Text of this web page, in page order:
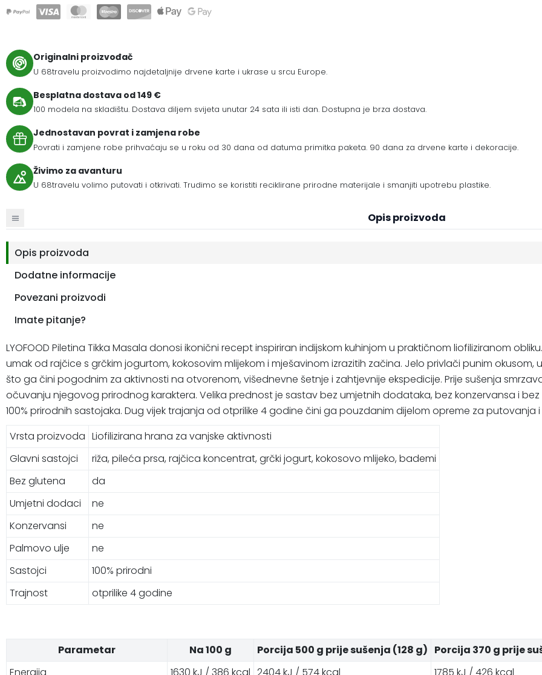
Originalni proizvođač
U 68travelu proizvodimo najdetaljnije drvene karte i ukrase u srcu Europe.
Besplatna dostava od 149 €
100 modela na skladištu. Dostava diljem svijeta unutar 24 sata ili isti dan. Dostupna je brza dostava.
Jednostavan povrat i zamjena robe
Povrati i zamjene robe prihvaćaju se u roku od 30 dana od datuma primitka paketa. 90 dana za drvene karte i dekoracije.
Živimo za avanturu
U 68travelu volimo putovati i otkrivati. Trudimo se koristiti reciklirane prirodne materijale i smanjiti upotrebu plastike.
Opis proizvoda
Opis proizvoda
Dodatne informacije
Povezani proizvodi
Imate pitanje?
LYOFOOD Piletina Tikka Masala donosi ikonični recept inspiriran indijskom kuhinjom u praktičnom liofiliziranom
umak od rajčice s grčkim jogurtom, kokosovim mlijekom i mješavinom izrazitih začina. Jelo privlači punim
što ga čini pogodnim za aktivnosti na otvorenom, višednevne šetnje i zahtjevnije ekspedicije. Prije sušenja
očuvanju njegovog prirodnog karaktera. Velika prednost je sastav bez umjetnih dodataka, bez konzervansa i
100% prirodnih sastojaka. Dug vijek trajanja od otprilike 4 godine čini ga pouzdanim dijelom opreme za putovanja i
Vrsta proizvoda Liofilizirana hrana za vanjske aktivnosti
Glavni sastojci
riža, pileća prsa, rajčica koncentrat, grčki jogurt, kokosovo mlijeko, bademi
Bez glutena
da
Umjetni dodaci
ne
Konzervansi
ne
Palmovo ulje
ne
Sastojci
100% prirodni
Trajnost
otprilike 4 godine
Parametar Na 100 g Porcija 500 g prije sušenja (128 g) Porcija 370 g prije
Energija
1630 kJ / 386 kcal 2404 kJ / 574 kcal 1785 kJ / 426 kcal